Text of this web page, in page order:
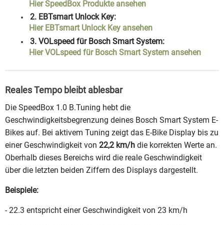
Hier SpeedBox Produkte ansehen
2. EBTsmart Unlock Key:
Hier EBTsmart Unlock Key ansehen
3. VOLspeed für Bosch Smart System:
Hier VOLspeed für Bosch Smart System ansehen
Reales Tempo bleibt ablesbar
Die SpeedBox 1.0 B.Tuning hebt die
Geschwindigkeitsbegrenzung deines Bosch Smart System E-
Bikes auf. Bei aktivem Tuning zeigt das E-Bike Display bis zu
einer Geschwindigkeit von 22,2 km/h die korrekten Werte an.
Oberhalb dieses Bereichs wird die reale Geschwindigkeit
über die letzten beiden Ziffern des Displays dargestellt.
Beispiele:
- 22.3 entspricht einer Geschwindigkeit von 23 km/h